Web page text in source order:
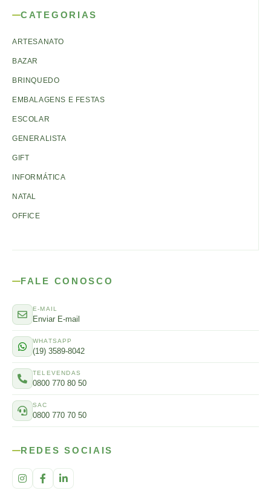
CATEGORIAS
ARTESANATO
BAZAR
BRINQUEDO
EMBALAGENS E FESTAS
ESCOLAR
GENERALISTA
GIFT
INFORMÁTICA
NATAL
OFFICE
FALE CONOSCO
E-MAIL
Enviar E-mail
WHATSAPP
(19) 3589-8042
TELEVENDAS
0800 770 80 50
SAC
0800 770 70 50
REDES SOCIAIS